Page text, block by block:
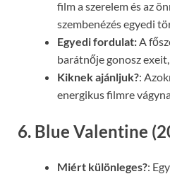
film a szerelem és az
szembenézés egyedi
Egyedi fordulat:A
barátnője gonosz
Kiknek ajánljuk?:
energikus filmre
6. Blue Valentine
Miért különleges?: